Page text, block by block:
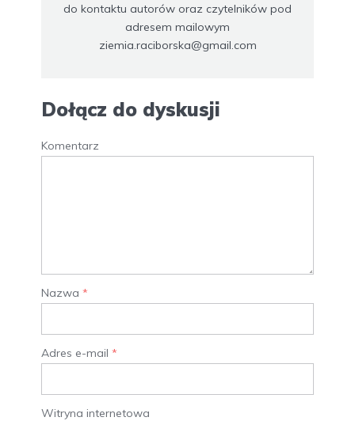
do kontaktu autorów oraz czytelników pod
adresem mailowym
ziemia.raciborska@gmail.com
Dołącz do dyskusji
Komentarz
Nazwa *
Adres e-mail *
Witryna internetowa